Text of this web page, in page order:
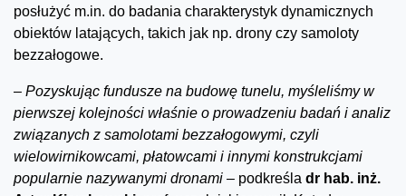
posłużyć m.in. do badania charakterystyk dynamicznych
obiektów latających, takich jak np. drony czy samoloty
bezzałogowe.
– Pozyskując fundusze na budowę tunelu, myśleliśmy w
pierwszej kolejności właśnie o prowadzeniu badań i analiz
związanych z samolotami bezzałogowymi, czyli
wielowirnikowcami, płatowcami i innymi konstrukcjami
popularnie nazywanymi dronami – podkreśla dr hab. inż.